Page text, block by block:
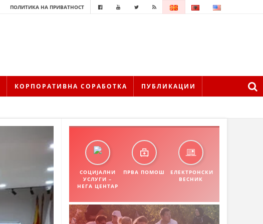
ПОЛИТИКА НА ПРИВАТНОСТ
КОРПОРАТИВНА СОРАБОТКА ПУБЛИКАЦИИ
СОЦИЈАЛНИ
УСЛУГИ –
НЕГА ЦЕНТАР
ПРВА ПОМОШ
ЕЛЕКТРОНСКИ
ВЕСНИК